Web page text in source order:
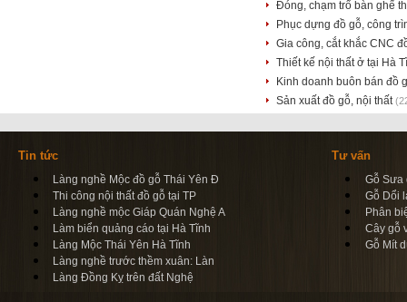
Đóng, chạm trổ bàn ghế
Phục dựng đồ gỗ, công
Gia công, cắt khắc CNC
Thiết kế nội thất ở tại Hà
Kinh doanh buôn bán đồ
Sản xuất đồ gỗ, nội thất
Tin tức
Làng nghề Mộc đồ gỗ Thái Yên Đ
Thi công nội thất đồ gỗ tại TP
Làng nghề mộc Giáp Quán Nghệ A
Làm biển quảng cáo tại Hà Tĩnh
Làng Mộc Thái Yên Hà Tĩnh
Làng nghề trước thềm xuân: Làn
Làng Đồng Kỵ trên đất Nghệ
Tư vấn
Gỗ Sưa
Gỗ Dổi
Phân
Cây gỗ
Gỗ Mít